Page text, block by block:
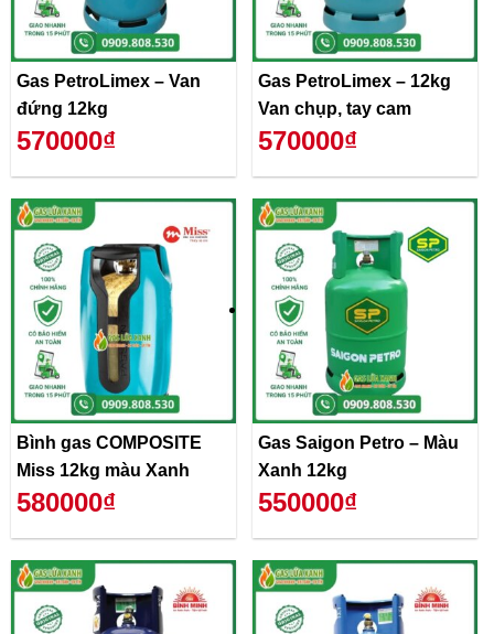
Gas PetroLimex – Van
đứng 12kg
570000₫
Gas PetroLimex – 12kg
Van chụp, tay cam
570000₫
Bình gas COMPOSITE
Miss 12kg màu Xanh
580000₫
Gas Saigon Petro – Màu
Xanh 12kg
550000₫